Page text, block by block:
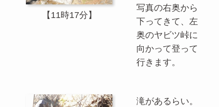
【11時17分】
写真の右奥から
下ってきて、左
奥のヤビツ峠に
向かって登って
行きます。
滝があるらい。